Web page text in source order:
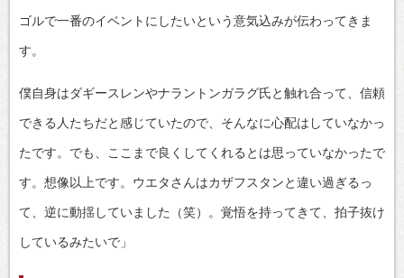
ゴルで一番のイベントにしたいという意気込みが伝わってきま
す。
僕自身はダギースレンやナラントンガラグ氏と触れ合って、信頼
できる人たちだと感じていたので、そんなに心配はしていなかっ
たです。でも、ここまで良くしてくれるとは思っていなかったで
す。想像以上です。ウエタさんはカザフスタンと違い過ぎるっ
て、逆に動揺していました（笑）。覚悟を持ってきて、拍子抜け
しているみたいで」